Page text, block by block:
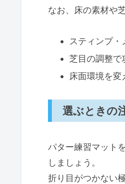
なお、床の素材や
スティンプ・
芝目の調整で
床面環境を
選ぶときの
パター練習マット
しましょう。
折り目がつかない